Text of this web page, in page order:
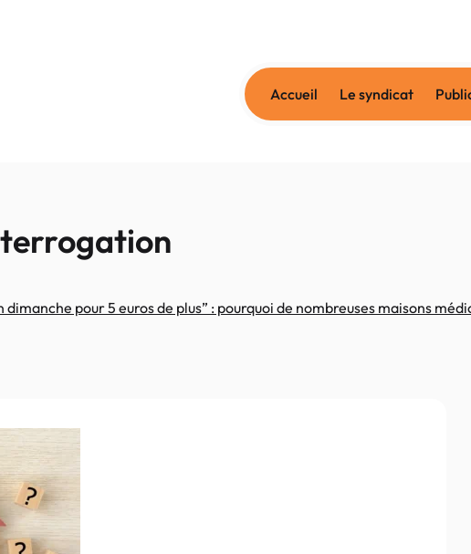
Accueil Le syndicat
dimanche pour 5 euros de plus” : pourquoi de nombreuses maisons